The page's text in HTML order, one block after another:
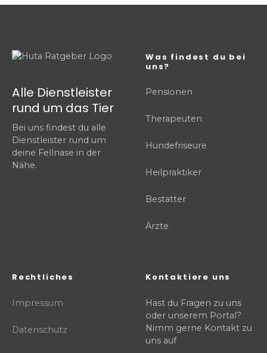
Alle Dienstleister
rund um das Tier
Bei uns findest du alle
Dienstleister rund um
deine Fellnase in der
Nähe.
Was findest du bei
uns?
Pensionen
Therapeuten
Hundefriseure
Heilpraktiker
Bestatter
Ärzte
Rechtliches
Impressum
Datenschutz
Kontaktiere uns
Hast du Fragen zu uns
oder unserem Portal?
Nimm gerne Kontakt zu
uns auf